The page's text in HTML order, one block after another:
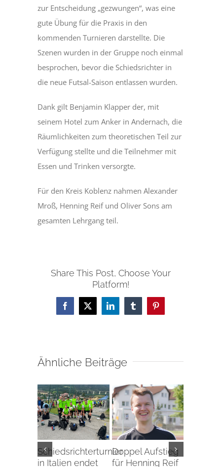
zur Entscheidung „gezwungen“, was eine
gute Übung für die Praxis in den
kommenden Turnieren darstellte. Die
Szenen wurden in der Gruppe noch einmal
besprochen, bevor die Schiedsrichter in
die neue Futsal-Saison entlassen wurden.
Dank gilt Benjamin Klapper der, mit
seinem Hotel zum Anker in Andernach, die
Räumlichkeiten zum theoretischen Teil zur
Verfügung stellte und die Teilnehmer mit
Essen und Trinken versorgte.
Für den Kreis Koblenz nahmen Alexander
Mroß, Henning Reif und Oliver Sons am
gesamten Lehrgang teil.
Share This Post, Choose Your
Platform!
Facebook
X LinkedInTumblrPinterest
Ähnliche Beiträge
Schiedsrichterturnier
in Italien endet
Doppel Aufstieg
für Henning Reif